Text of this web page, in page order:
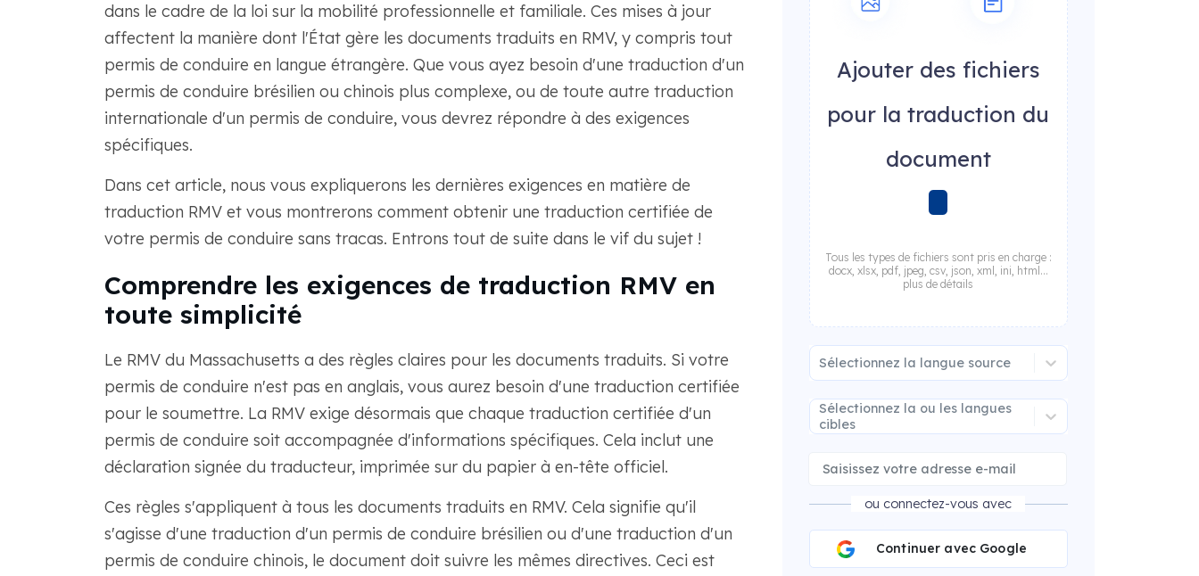
dans le cadre de la loi sur la mobilité professionnelle et familiale. Ces mises à jour
affectent la manière dont l'État gère les documents traduits en RMV, y compris tout
permis de conduire en langue étrangère. Que vous ayez besoin d'une traduction d'un
permis de conduire brésilien ou chinois plus complexe, ou de toute autre traduction
internationale d'un permis de conduire, vous devrez répondre à des exigences
spécifiques.
Dans cet article, nous vous expliquerons les dernières exigences en matière de
traduction RMV et vous montrerons comment obtenir une traduction certifiée de
votre permis de conduire sans tracas. Entrons tout de suite dans le vif du sujet !
Comprendre les exigences de traduction RMV en
toute simplicité
Le RMV du Massachusetts a des règles claires pour les documents traduits. Si votre
permis de conduire n'est pas en anglais, vous aurez besoin d'une traduction certifiée
pour le soumettre. La RMV exige désormais que chaque traduction certifiée d'un
permis de conduire soit accompagnée d'informations spécifiques. Cela inclut une
déclaration signée du traducteur, imprimée sur du papier à en-tête officiel.
Ces règles s'appliquent à tous les documents traduits en RMV. Cela signifie qu'il
s'agisse d'une traduction d'un permis de conduire brésilien ou d'une traduction d'un
permis de conduire chinois, le document doit suivre les mêmes directives. Ceci est
Ajouter des fichiers
pour la traduction du
document
Tous les types de fichiers sont pris en charge :
docx, xlsx, pdf, jpeg, csv, json, xml, ini, html...
plus de détails
Sélectionnez la langue source
Sélectionnez la ou les langues
cibles
ou connectez-vous avec
Continuer avec Google